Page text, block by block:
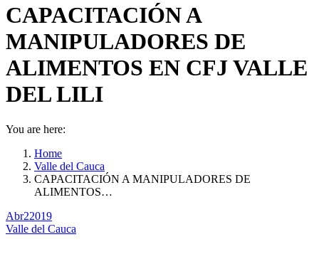
CAPACITACIÓN A
MANIPULADORES DE
ALIMENTOS EN CFJ VALLE
DEL LILI
You are here:
Home
Valle del Cauca
CAPACITACIÓN A MANIPULADORES DE
ALIMENTOS…
Abr22019
Valle del Cauca